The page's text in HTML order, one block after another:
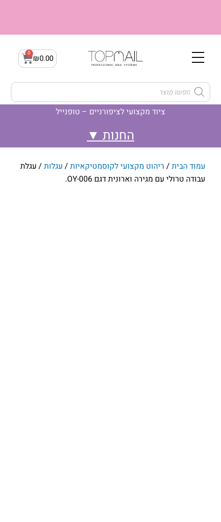
₪0.00
0
עגלת
קניות
Products
search
ציוד מקצועי לציפורניים – טופנייל
עמוד הבית / ריהוט מקצועי לקוסמטיקאיות / עגלות / עגלת
עבודה טרולי עם מגירה וארונית דגם OY-006.